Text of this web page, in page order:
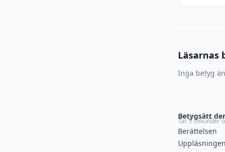
Läsarnas
Inga betyg
Betygsätt
Tar 5 sekunder
Berättelsen
Uppläsningen